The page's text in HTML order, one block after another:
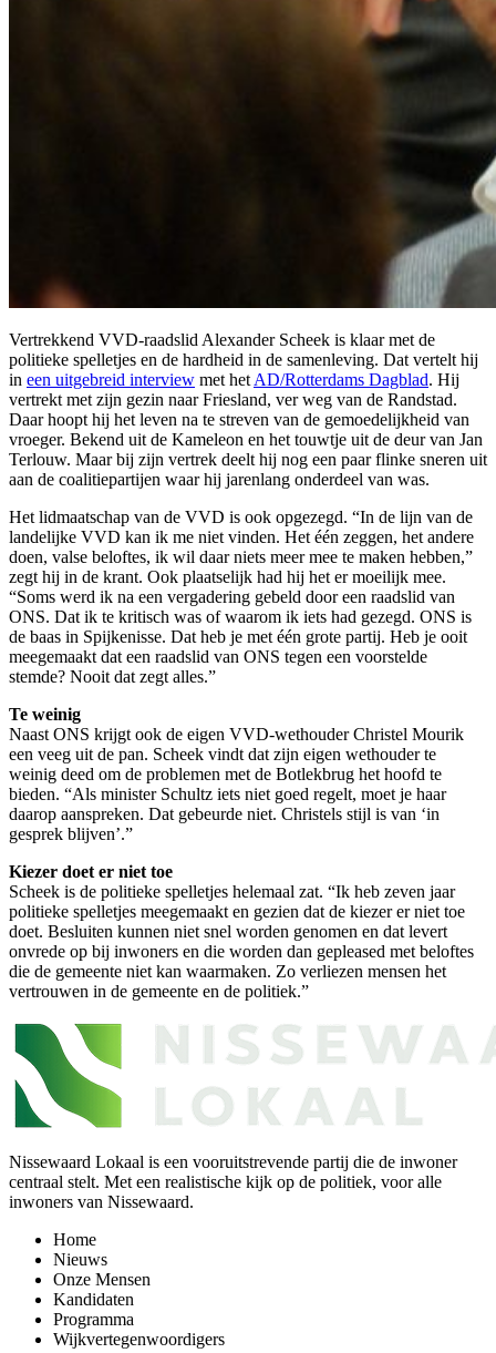
Vertrekkend VVD-raadslid Alexander Scheek is klaar met de
politieke spelletjes en de hardheid in de samenleving. Dat vertelt hij
in een uitgebreid interview met het AD/Rotterdams Dagblad. Hij
vertrekt met zijn gezin naar Friesland, ver weg van de Randstad.
Daar hoopt hij het leven na te streven van de gemoedelijkheid van
vroeger. Bekend uit de Kameleon en het touwtje uit de deur van Jan
Terlouw. Maar bij zijn vertrek deelt hij nog een paar flinke sneren uit
aan de coalitiepartijen waar hij jarenlang onderdeel van was.
Het lidmaatschap van de VVD is ook opgezegd. “In de lijn van de
landelijke VVD kan ik me niet vinden. Het één zeggen, het andere
doen, valse beloftes, ik wil daar niets meer mee te maken hebben,”
zegt hij in de krant. Ook plaatselijk had hij het er moeilijk mee.
“Soms werd ik na een vergadering gebeld door een raadslid van
ONS. Dat ik te kritisch was of waarom ik iets had gezegd. ONS is
de baas in Spijkenisse. Dat heb je met één grote partij. Heb je ooit
meegemaakt dat een raadslid van ONS tegen een voorstelde
stemde? Nooit dat zegt alles.”
Te weinig
Naast ONS krijgt ook de eigen VVD-wethouder Christel Mourik
een veeg uit de pan. Scheek vindt dat zijn eigen wethouder te
weinig deed om de problemen met de Botlekbrug het hoofd te
bieden. “Als minister Schultz iets niet goed regelt, moet je haar
daarop aanspreken. Dat gebeurde niet. Christels stijl is van ‘in
gesprek blijven’.”
Kiezer doet er niet toe
Scheek is de politieke spelletjes helemaal zat. “Ik heb zeven jaar
politieke spelletjes meegemaakt en gezien dat de kiezer er niet toe
doet. Besluiten kunnen niet snel worden genomen en dat levert
onvrede op bij inwoners en die worden dan gepleased met beloftes
die de gemeente niet kan waarmaken. Zo verliezen mensen het
vertrouwen in de gemeente en de politiek.”
Nissewaard Lokaal is een vooruitstrevende partij die de inwoner
centraal stelt. Met een realistische kijk op de politiek, voor alle
inwoners van Nissewaard.
Home
Nieuws
Onze Mensen
Kandidaten
Programma
Wijkvertegenwoordigers